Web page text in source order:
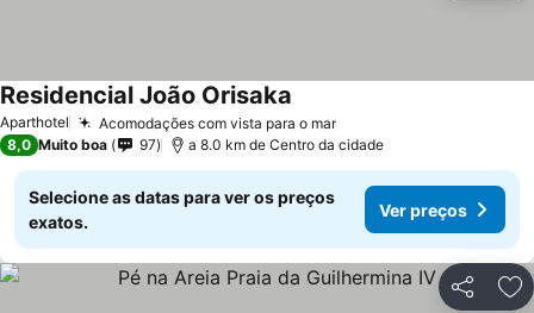
Aparthotel Acomodações com vista para o marVer preços
Residencial João Orisaka
8,0 Muito boa 97 a 8.0 km de Centro da cidade
Selecione as datas para ver os preços
exatos.
Ver preços
Partilhar